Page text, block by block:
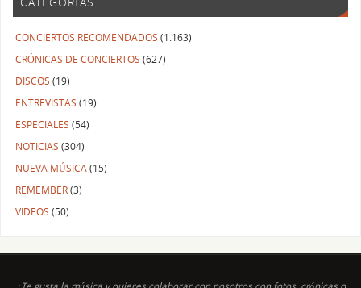
CONCIERTOS RECOMENDADOS (1.163)
CRÓNICAS DE CONCIERTOS (627)
DISCOS (19)
ENTREVISTAS (19)
ESPECIALES (54)
NOTICIAS (304)
NUEVA MÚSICA (15)
REMEMBER(3)
VIDEOS (50)
¿Te gusta la música y quieres colaborar con nosotros con fotos, crónicas o